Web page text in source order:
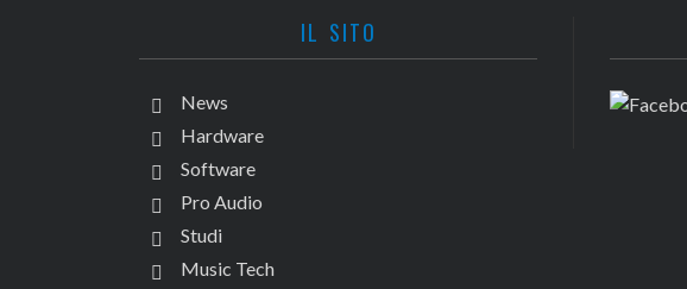
IL SITO
News
Hardware
Software
Pro Audio
Studi
Music Tech